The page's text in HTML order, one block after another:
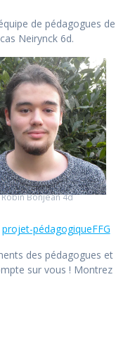
de pédagogues de
Neirynck 6d.
Robin Bonjean 4d
projet-pédagogiqueFFG
des pédagogues et
sur vous ! Montrez